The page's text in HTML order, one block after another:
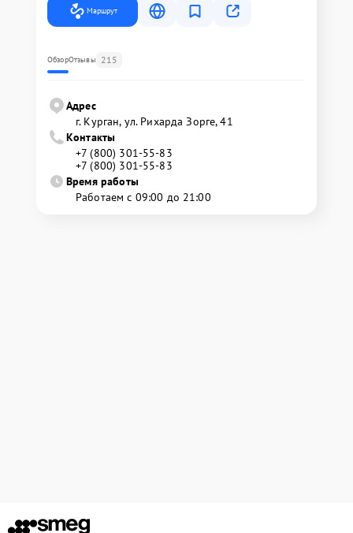
Маршрут
ОбзорОтзывы 215
Адрес
г. Курган, ул. Рихарда Зорге, 41
Контакты
+7 (800) 301-55-83
+7 (800) 301-55-83
Время работы
Работаем с 09:00 до 21:00